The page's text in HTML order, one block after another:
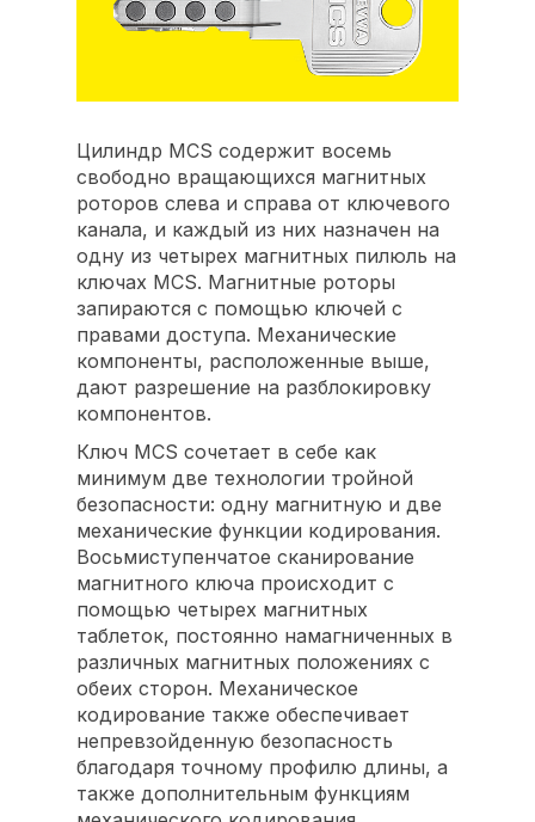
Цилиндр MCS содержит восемь
свободно вращающихся магнитных
роторов слева и справа от ключевого
канала, и каждый из них назначен на
одну из четырех магнитных пилюль на
ключах MCS. Магнитные роторы
запираются с помощью ключей с
правами доступа. Механические
компоненты, расположенные выше,
дают разрешение на разблокировку
компонентов.
Ключ MCS сочетает в себе как
минимум две технологии тройной
безопасности: одну магнитную и две
механические функции кодирования.
Восьмиступенчатое сканирование
магнитного ключа происходит с
помощью четырех магнитных
таблеток, постоянно намагниченных в
различных магнитных положениях с
обеих сторон. Механическое
кодирование также обеспечивает
непревзойденную безопасность
благодаря точному профилю длины, а
также дополнительным функциям